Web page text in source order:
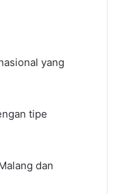
yang
tipe
dan